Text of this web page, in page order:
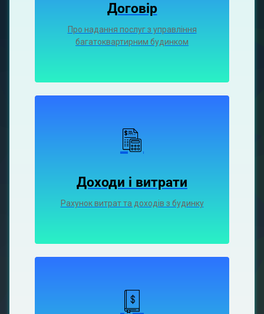
Договір
Про надання послуг з управління
багатоквартирним будинком
Доходи і витрати
Рахунок витрат та доходів з будинку